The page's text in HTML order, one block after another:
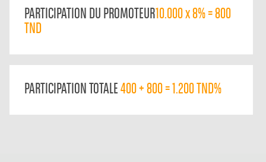
PARTICIPATION DU PROMOTEUR10.000 x 8% = 800
TND
PARTICIPATION TOTALE400 + 800 = 1.200 TND%